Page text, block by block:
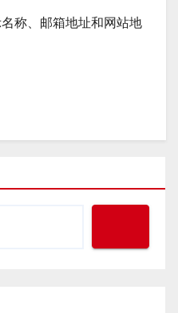
称、邮箱地址和网站地